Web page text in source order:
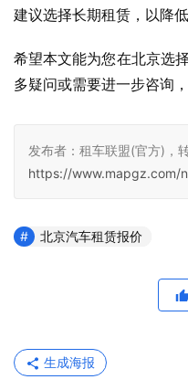
建议选择长期租赁，以降
希望本文能为您在北京选
多疑问或需要进一步咨询
发布者：租车联盟(官方)，
https://www.mapgz.com/
北京汽车租赁报价
生成海报